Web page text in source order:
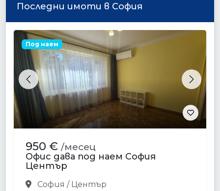
Последни имоти в София
Previous Next
Под наем
950 € /месец
Офис дава под наем София
Център
София / Център